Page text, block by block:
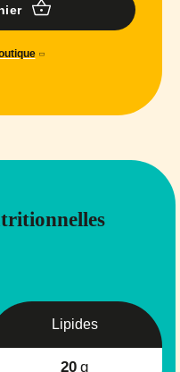
Lipides
20 g